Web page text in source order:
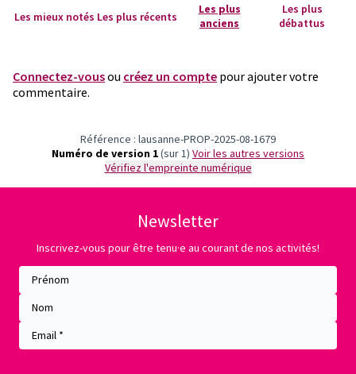
Les mieux notés Les plus récents
Les plus
anciens
Les plus
débattus
Connectez-vousou créez un compte pour ajouter votre
commentaire.
Référence : lausanne-PROP-2025-08-1679
Numéro de version 1(sur 1)
voir les autres versions
Vérifiez l'empreinte numérique
Newsletter
Inscrivez-vous pour être tenu·e au courant de nos activités!